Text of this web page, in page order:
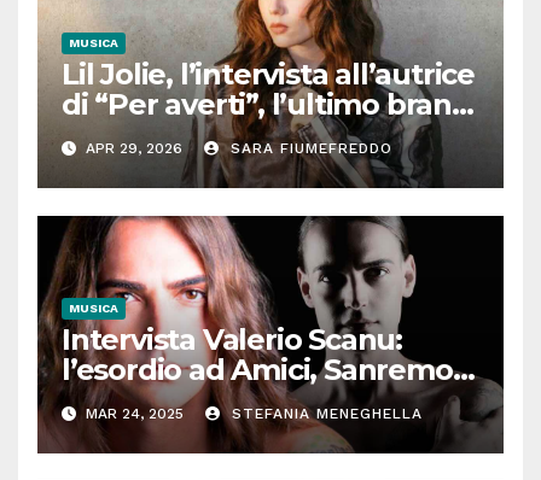
MUSICA
Lil Jolie, l’intervista all’autrice
di “Per averti”, l’ultimo brano
tra moltitudine e autenticità
APR 29, 2026 SARA FIUMEFREDDO
MUSICA
Intervista Valerio Scanu:
l’esordio ad Amici, Sanremo,
l’incontro con Maria De
Filippi, Ora o mai più. Il
cantante senza filtri
MAR 24, 2025 STEFANIA MENEGHELLA